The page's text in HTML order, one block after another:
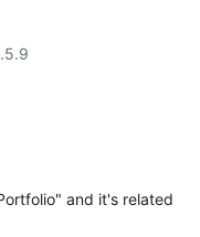
and it's related